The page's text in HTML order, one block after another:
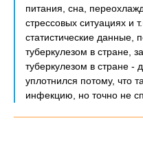
питания, сна,
стрессовых ситуациях и
статистические данные,
туберкулезом в стране,
туберкулезом в стране -
уплотнился потому, что
инфекцию, но точно не